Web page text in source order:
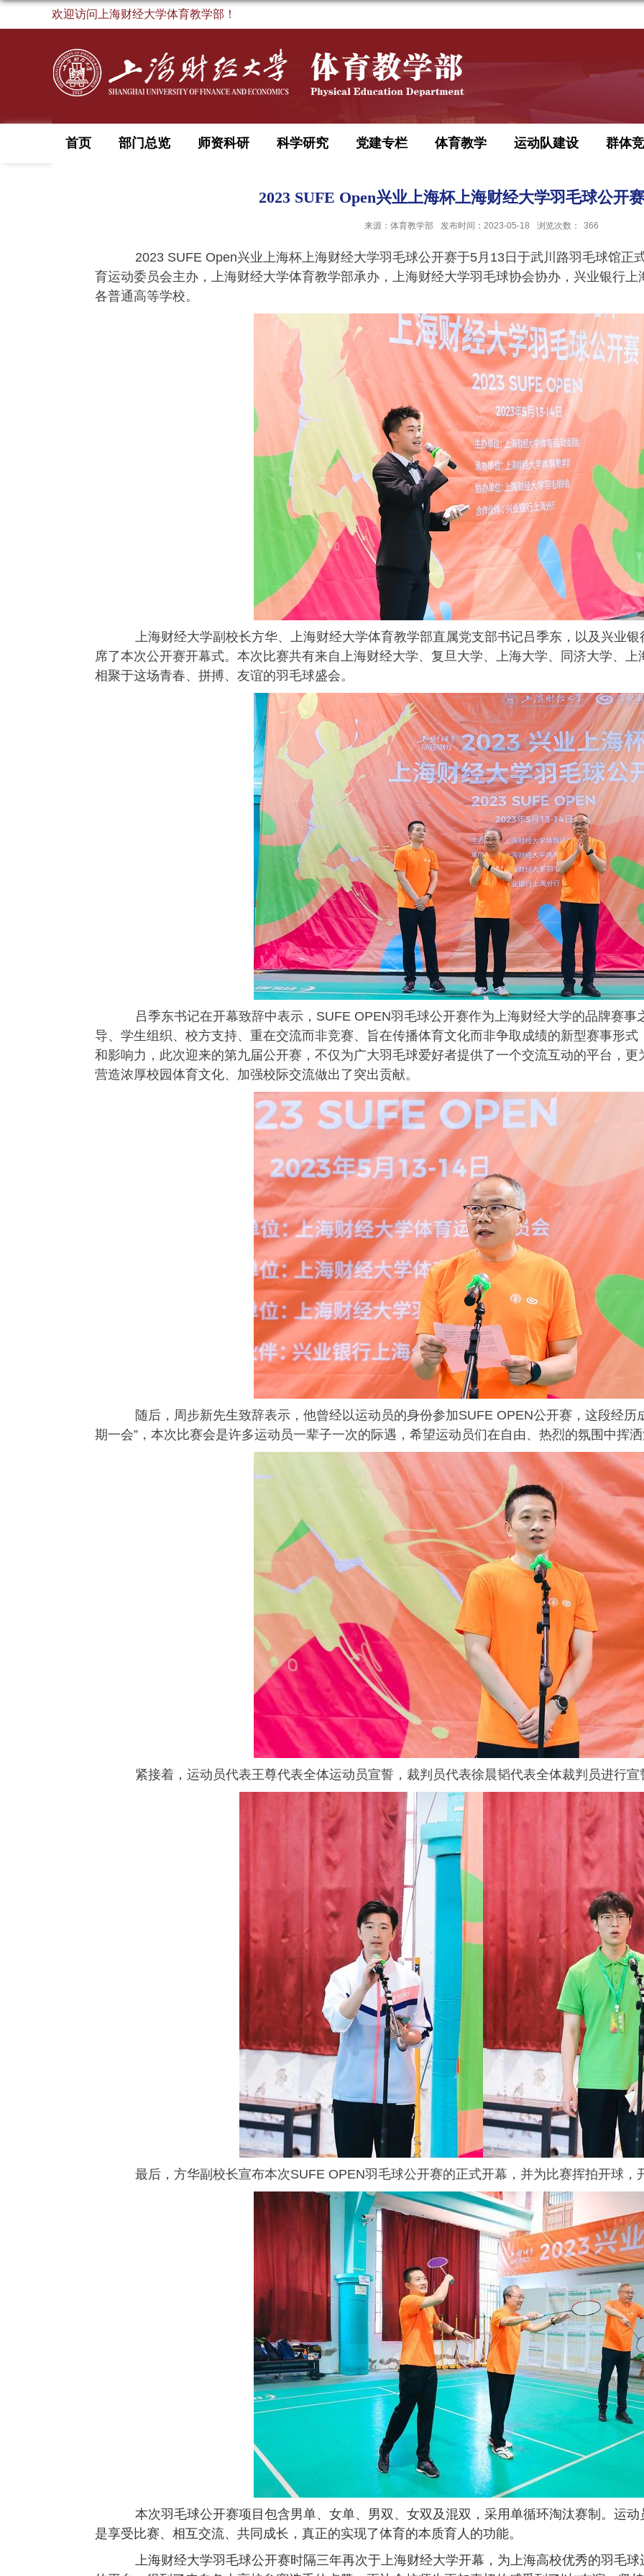
欢迎访问上海财经大学体育教学部！
首页 部门总览 师资科研 科学研究 党建专栏 体育教学 运动队建设 群体
2023 SUFE Open兴业上海杯上海财经大学羽毛球公开
来源：体育教学部 发布时间：2023-05-18 浏览次数： 366
2023 SUFE Open兴业上海杯上海财经大学羽毛球公开赛于5月 13 日于武川路羽毛球馆正
育运动委员会主办，上海财经大学体育教学部承办，上海财经大学羽毛球协会协办，兴业银行
各普通高等学校。
上海财经大学副校长方华、上海财经大学体育教学部直属党支部书记吕季东，以及兴业
席了本次公开赛开幕式。本次比赛共有来自上海财经大学、复旦大学、上海大学、同济大学、上
相聚于这场青春、拼搏、友谊的羽毛球盛会。
吕季东书记在开幕致辞中表示， SUFE OPEN羽毛球公开赛作为上海财经大学的品牌赛
导、学生组织、校方支持、重在交流而非竞赛、旨在传播体育文化而非争取成绩的新型赛事形
和影响力，此次迎来的第九届公开赛，不仅为广大羽毛球爱好者提供了一个交流互动的平台，
营造浓厚校园体育文化、加强校际交流做出了突出贡献。
随后，周步新先生致辞表示，他曾经以运动员的身份参加SUFE OPEN公开赛，这段经历
期一会” ，本次比赛会是许多运动员一辈子一次的际遇，希望运动员们在自由、热烈的氛围中挥
紧接着，运动员代表王尊代表全体运动员宣誓，裁判员代表徐晨韬代表全体裁判员进行宣
最后，方华副校长宣布本次SUFE OPEN羽毛球公开赛的正式开幕，并为比赛挥拍开球，
本次羽毛球公开赛项目包含男单、女单、男双、女双及混双，采用单循环淘汰赛制。运
是享受比赛、相互交流、共同成长，真正的实现了体育的本质育人的功能。
上海财经大学羽毛球公开赛时隔三年再次于上海财经大学开幕，为上海高校优秀的羽毛